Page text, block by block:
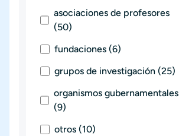
asociaciones de profesores
(50)
fundaciones (6)
grupos de investigación (25)
organismos gubernamentales
(9)
otros (10)